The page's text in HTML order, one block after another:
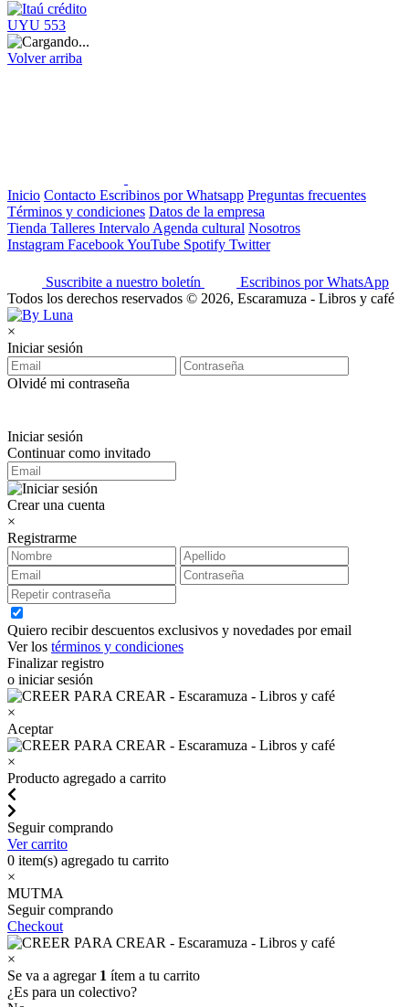
UYU 553
Volver arriba
Inicio Contacto Escribinos por Whatsapp Preguntas frecuentes
Términos y condiciones Datos de la empresa
Tienda Talleres Intervalo Agenda cultural Nosotros
Instagram FacebookYouTube Spotify Twitter
Suscribite a nuestro boletín
Escribinos por WhatsApp
Todos los derechos reservados © 2026, Escaramuza - Libros y café
×
Iniciar sesión
Olvidé mi contraseña
Iniciar sesión
Continuar como invitado
Crear una cuenta
×
Registrarme
Quiero recibir descuentos exclusivos y novedades por email
Ver los términos y condiciones
Finalizar registro
o iniciar sesión
×
Aceptar
×
Producto agregado a carrito
Seguir comprando
Ver carrito
0 item(s) agregado tu carrito
×
MUTMA
Seguir comprando
Checkout
×
Se va a agregar 1 ítem a tu carrito
¿Es para un colectivo?